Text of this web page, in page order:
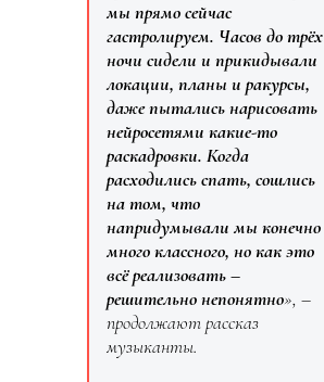
мы прямо сейчас
гастролируем. Часов до трёх
ночи сидели и прикидывали
локации, планы и ракурсы,
даже пытались нарисовать
нейросетями какие-то
раскадровки. Когда
расходились спать, сошлись
на том, что
напридумывали мы конечно
много классного, но как это
всё реализовать –
решительно непонятно», –
продолжают рассказ
музыканты.